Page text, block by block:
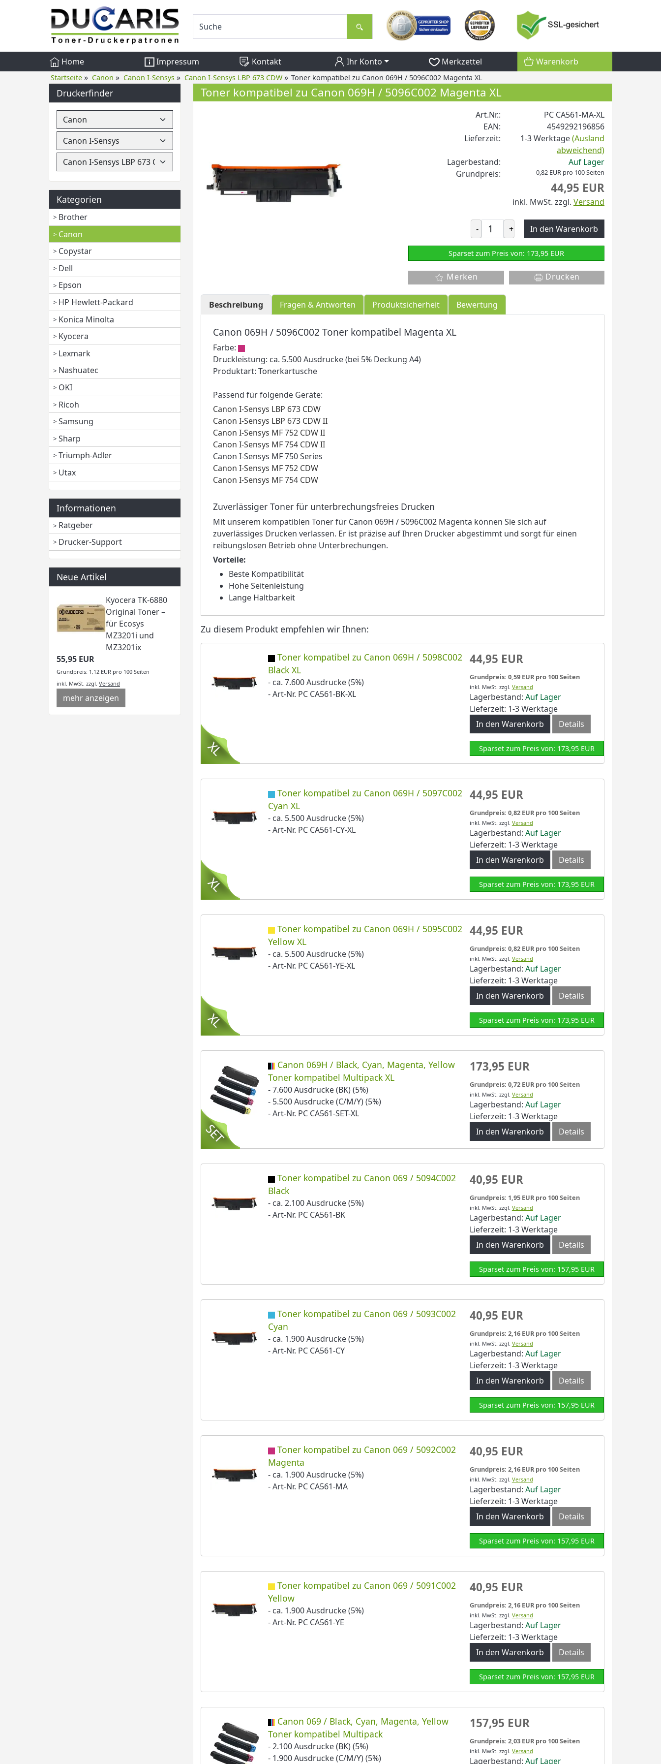
Home Impressum Kontakt Ihr Konto Merkzettel Warenkorb
Startseite » Canon » Canon I-Sensys » Canon I-Sensys LBP 673 CDW » Toner kompatibel zu Canon 069H / 5096C002 Magenta XL
Druckerfinder
Kategorien
Brother
Canon
Copystar
Dell
Epson
HP Hewlett-Packard
Konica Minolta
Kyocera
Lexmark
Nashuatec
OKI
Ricoh
Samsung
Sharp
Triumph-Adler
Utax
Informationen
Ratgeber
Drucker-Support
Neue Artikel
Kyocera TK-6880
Original Toner –
für Ecosys
MZ3201i und
MZ3201ix
55,95 EUR
Grundpreis: 1,12 EUR pro 100 Seiten
inkl. MwSt. zzgl. Versand
mehr anzeigen
Toner kompatibel zu Canon 069H / 5096C002 Magenta XL
Art.Nr.:
PC CA561-MA-XL
EAN:
4549292196856
Lieferzeit:
1-3 Werktage(Ausland
abweichend)
Lagerbestand:
Auf Lager
Grundpreis:
0,82 EUR pro 100 Seiten
44,95 EUR
inkl. MwSt. zzgl. Versand
- + In den Warenkorb
Sparset zum Preis von: 173,95 EUR
Merken Drucken
Beschreibung Fragen & Antworten Produktsicherheit Bewertung
Canon 069H / 5096C002 Toner kompatibel Magenta XL
Farbe:
Druckleistung: ca. 5.500 Ausdrucke (bei 5% Deckung A4)
Produktart: Tonerkartusche
Passend für folgende Geräte:
Canon I-Sensys LBP 673 CDW
Canon I-Sensys LBP 673 CDW II
Canon I-Sensys MF 752 CDW II
Canon I-Sensys MF 754 CDW II
Canon I-Sensys MF 750 Series
Canon I-Sensys MF 752 CDW
Canon I-Sensys MF 754 CDW
Zuverlässiger Toner für unterbrechungsfreies Drucken
Mit unserem kompatiblen Toner für Canon 069H / 5096C002 Magenta können Sie sich auf
zuverlässiges Drucken verlassen. Er ist präzise auf Ihren Drucker abgestimmt und sorgt für einen
reibungslosen Betrieb ohne Unterbrechungen.
Vorteile:
Beste Kompatibilität
Hohe Seitenleistung
Lange Haltbarkeit
Zu diesem Produkt empfehlen wir Ihnen:
Toner kompatibel zu Canon 069H / 5098C002
Black XL
- ca. 7.600 Ausdrucke (5%)
- Art-Nr. PC CA561-BK-XL
44,95 EUR
Grundpreis: 0,59 EUR pro 100 Seiten
inkl. MwSt. zzgl. Versand
Lagerbestand: Auf Lager
Lieferzeit: 1-3 Werktage
In den Warenkorb
Details
Sparset zum Preis von: 173,95 EUR
Toner kompatibel zu Canon 069H / 5097C002
Cyan XL
- ca. 5.500 Ausdrucke (5%)
- Art-Nr. PC CA561-CY-XL
44,95 EUR
Grundpreis: 0,82 EUR pro 100 Seiten
inkl. MwSt. zzgl. Versand
Lagerbestand: Auf Lager
Lieferzeit: 1-3 Werktage
In den Warenkorb
Details
Sparset zum Preis von: 173,95 EUR
Toner kompatibel zu Canon 069H / 5095C002
Yellow XL
- ca. 5.500 Ausdrucke (5%)
- Art-Nr. PC CA561-YE-XL
44,95 EUR
Grundpreis: 0,82 EUR pro 100 Seiten
inkl. MwSt. zzgl. Versand
Lagerbestand: Auf Lager
Lieferzeit: 1-3 Werktage
In den Warenkorb
Details
Sparset zum Preis von: 173,95 EUR
Canon 069H / Black, Cyan, Magenta, Yellow
Toner kompatibel Multipack XL
- 7.600 Ausdrucke (BK) (5%)
- 5.500 Ausdrucke (C/M/Y) (5%)
- Art-Nr. PC CA561-SET-XL
173,95 EUR
Grundpreis: 0,72 EUR pro 100 Seiten
inkl. MwSt. zzgl. Versand
Lagerbestand: Auf Lager
Lieferzeit: 1-3 Werktage
In den Warenkorb
Details
Toner kompatibel zu Canon 069 / 5094C002
Black
- ca. 2.100 Ausdrucke (5%)
- Art-Nr. PC CA561-BK
40,95 EUR
Grundpreis: 1,95 EUR pro 100 Seiten
inkl. MwSt. zzgl. Versand
Lagerbestand: Auf Lager
Lieferzeit: 1-3 Werktage
In den Warenkorb
Details
Sparset zum Preis von: 157,95 EUR
Toner kompatibel zu Canon 069 / 5093C002
Cyan
- ca. 1.900 Ausdrucke (5%)
- Art-Nr. PC CA561-CY
40,95 EUR
Grundpreis: 2,16 EUR pro 100 Seiten
inkl. MwSt. zzgl. Versand
Lagerbestand: Auf Lager
Lieferzeit: 1-3 Werktage
In den Warenkorb
Details
Sparset zum Preis von: 157,95 EUR
Toner kompatibel zu Canon 069 / 5092C002
Magenta
- ca. 1.900 Ausdrucke (5%)
- Art-Nr. PC CA561-MA
40,95 EUR
Grundpreis: 2,16 EUR pro 100 Seiten
inkl. MwSt. zzgl. Versand
Lagerbestand: Auf Lager
Lieferzeit: 1-3 Werktage
In den Warenkorb
Details
Sparset zum Preis von: 157,95 EUR
Toner kompatibel zu Canon 069 / 5091C002
Yellow
- ca. 1.900 Ausdrucke (5%)
- Art-Nr. PC CA561-YE
40,95 EUR
Grundpreis: 2,16 EUR pro 100 Seiten
inkl. MwSt. zzgl. Versand
Lagerbestand: Auf Lager
Lieferzeit: 1-3 Werktage
In den Warenkorb
Details
Sparset zum Preis von: 157,95 EUR
Canon 069 / Black, Cyan, Magenta, Yellow
Toner kompatibel Multipack
- 2.100 Ausdrucke (BK) (5%)
- 1.900 Ausdrucke (C/M/Y) (5%)
157,95 EUR
Grundpreis: 2,03 EUR pro 100 Seiten
inkl. MwSt. zzgl. Versand
Lagerbestand: Auf Lager